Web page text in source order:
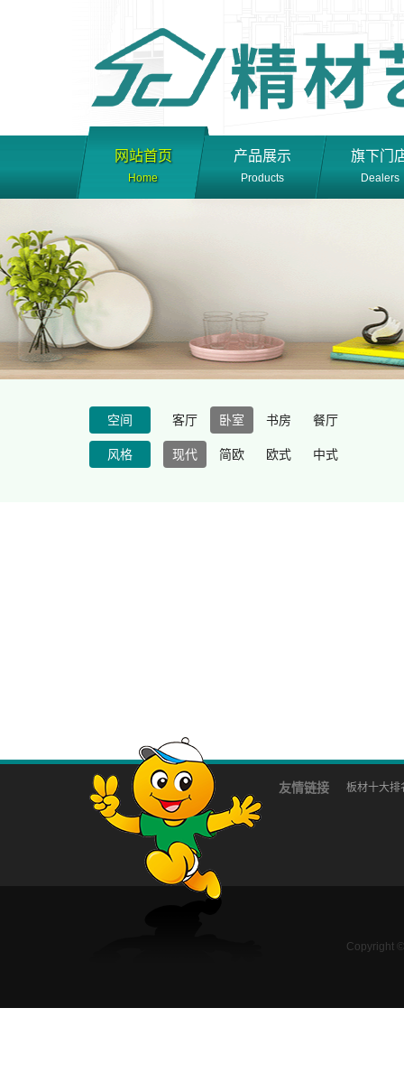
网站首页
Home
产品展示
Products
旗下门
Dealers
空间 客厅 卧室 书房 餐厅
风格 现代 简欧 欧式 中式
友情链接 板材十大排
Copyright